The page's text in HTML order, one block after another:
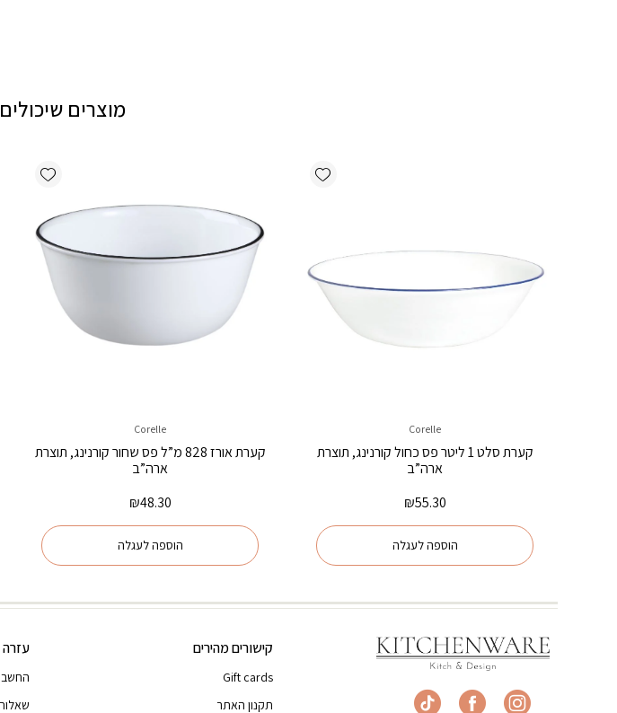
מוצרים
Add wishlist
Corelle
קערת סלט 1 ליטר פס כחול קורנינג, תוצרת
ארה”ב
₪55.30
הוספה לעגלה
wishlist
Corelle
קערת אורז 828 מ”ל פס שחור קורנינג, תוצרת
ארה”ב
₪48.30
הוספה לעגלה
קישורים מהירים
Gift cards
תקנון האתר
עזרה